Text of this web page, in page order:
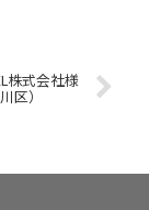
株式会社様
区）